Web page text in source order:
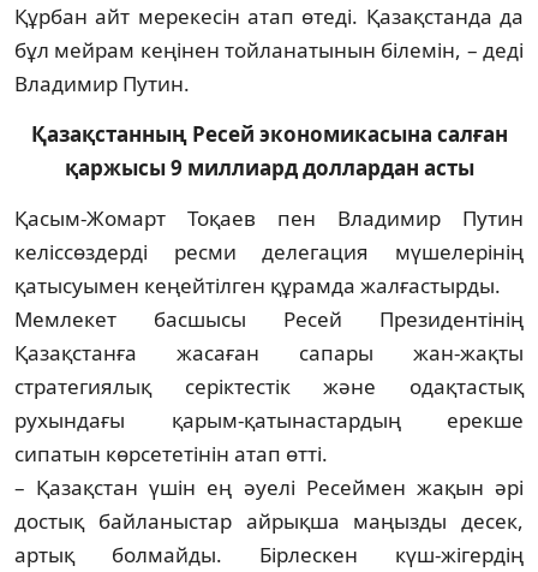
Құрбан айт мере­ке­сін атап өтеді. Қазақстанда да
бұл мейрам кеңінен тойланатынын білемін, – деді
Владимир Путин.
Қазақстанның Ресей экономикасына салған
қаржысы 9 миллиард доллардан асты
Қасым-Жомарт Тоқаев пен Владимир Пу­тин
келіссөздерді ресми делегация мү­шелерінің
қатысуымен кеңейтілген құрам­да жалғастырды.
Мемлекет басшысы Ресей Президен­тінің
Қазақстанға жасаған сапары жан-жақты
стратегиялық серіктестік және одақтастық
рухындағы қарым-қатынас­тар­дың ерекше
сипатын көрсететінін атап өтті.
– Қазақстан үшін ең әуелі Ресеймен жа­қын әрі
достық байланыстар айрықша маңыз­­­­ды десек,
артық болмайды. Бірлес­кен күш-жігердің